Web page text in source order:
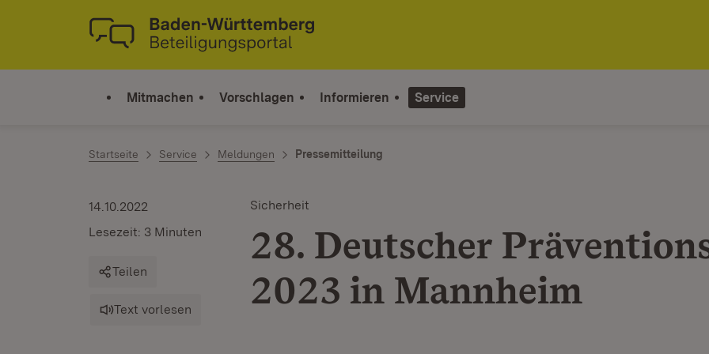
Zum Inhalt springen
Link zur Startseite
Mitmachen Vorschlagen Informieren Service
Startseite Service Meldungen Pressemitteilung
Sicherheit
28. Deutscher
2023 in Mannheim
14.10.2022
Lesezeit: 3 Minuten
Teilen
Text vorlesen